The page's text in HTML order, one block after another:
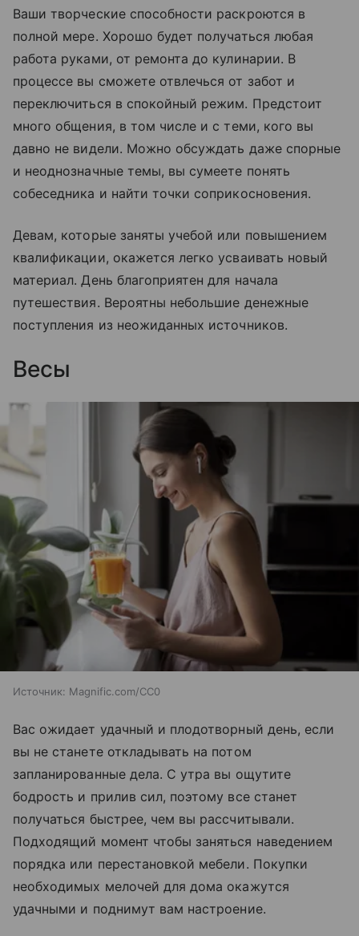
Ваши творческие способности раскроются в
полной мере. Хорошо будет получаться любая
работа руками, от ремонта до кулинарии. В
процессе вы сможете отвлечься от забот и
переключиться в спокойный режим. Предстоит
много общения, в том числе и с теми, кого вы
давно не видели. Можно обсуждать даже спорные
и неоднозначные темы, вы сумеете понять
собеседника и найти точки соприкосновения.
Девам, которые заняты учебой или повышением
квалификации, окажется легко усваивать новый
материал. День благоприятен для начала
путешествия. Вероятны небольшие денежные
поступления из неожиданных источников.
Весы
Источник: Magnific.com/CC0
Вас ожидает удачный и плодотворный день, если
вы не станете откладывать на потом
запланированные дела. С утра вы ощутите
бодрость и прилив сил, поэтому все станет
получаться быстрее, чем вы рассчитывали.
Подходящий момент чтобы заняться наведением
порядка или перестановкой мебели. Покупки
необходимых мелочей для дома окажутся
удачными и поднимут вам настроение.